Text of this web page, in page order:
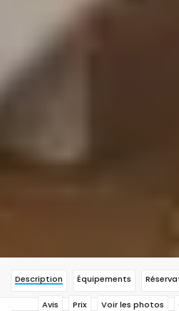
Description Équipements
Avis Prix Voir les photos